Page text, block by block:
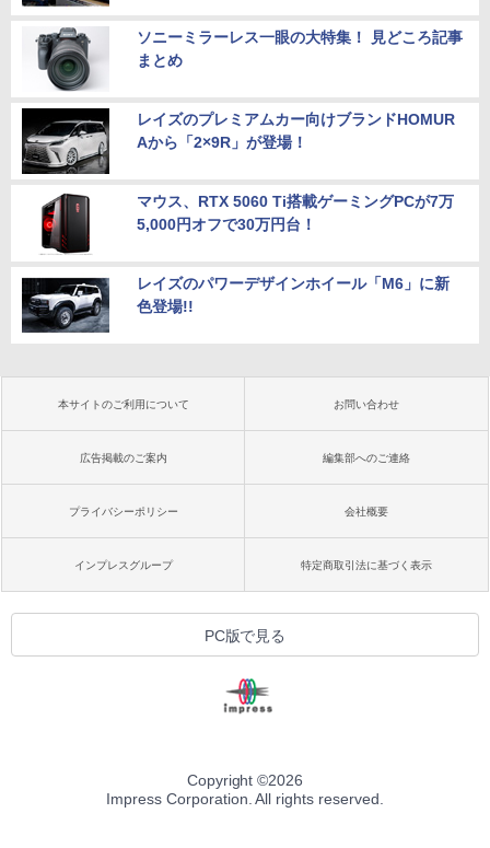
ソニーミラーレス一眼の大特集！ 見どころ記事
まとめ
レイズのプレミアムカー向けブランドHOMUR
Aから「2×9R」が登場！
マウス、RTX 5060 Ti搭載ゲーミングPCが7万
5,000円オフで30万円台！
レイズのパワーデザインホイール「M6」に新
色登場!!
本サイトのご利用について お問い合わせ
広告掲載のご案内 編集部へのご連絡
プライバシーポリシー 会社概要
インプレスグループ 特定商取引法に基づく表示
PC版で見る
Copyright ©2026
Impress Corporation. All rights reserved.